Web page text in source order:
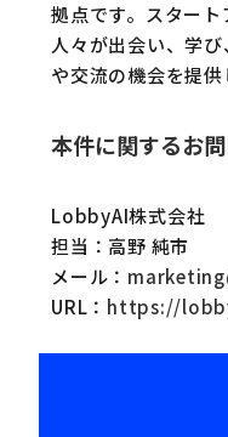
拠点です。スター
人々が出会い、学
や交流の機会を提供
本件に関するお
LobbyAI株式会社
担当：高野 純市
メール：
URL： https://